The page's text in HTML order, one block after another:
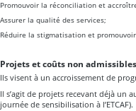
Promouvoir la réconciliation et
Assurer la qualité des services;
Réduire la stigmatisation et
Projets et coûts non
Ils visent à un accroissement de
Il s’agit de projets recevant déjà un
journée de sensibilisation à l’ETCAF).